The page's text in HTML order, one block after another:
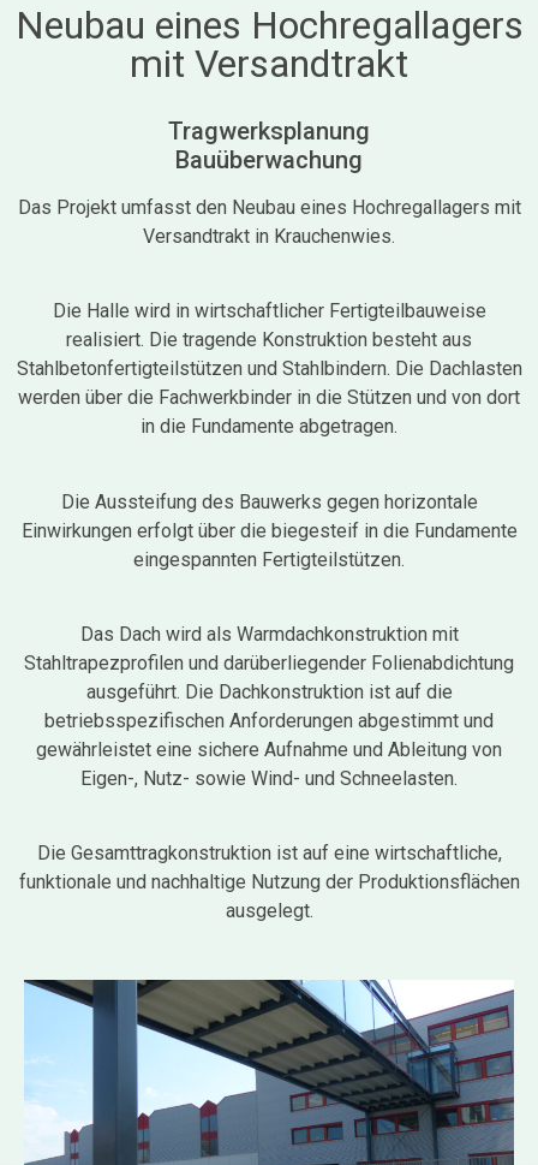
Neubau eines Hochregallagers
mit Versandtrakt
Tragwerksplanung
Bauüberwachung
Das Projekt umfasst den Neubau eines Hochregallagers mit
Versandtrakt in Krauchenwies.
Die Halle wird in wirtschaftlicher Fertigteilbauweise
realisiert. Die tragende Konstruktion besteht aus
Stahlbetonfertigteilstützen und Stahlbindern. Die Dachlasten
werden über die Fachwerkbinder in die Stützen und von dort
in die Fundamente abgetragen.
Die Aussteifung des Bauwerks gegen horizontale
Einwirkungen erfolgt über die biegesteif in die Fundamente
eingespannten Fertigteilstützen.
Das Dach wird als Warmdachkonstruktion mit
Stahltrapezprofilen und darüberliegender Folienabdichtung
ausgeführt. Die Dachkonstruktion ist auf die
betriebsspezifischen Anforderungen abgestimmt und
gewährleistet eine sichere Aufnahme und Ableitung von
Eigen-, Nutz- sowie Wind- und Schneelasten.
Die Gesamttragkonstruktion ist auf eine wirtschaftliche,
funktionale und nachhaltige Nutzung der Produktionsflächen
ausgelegt.